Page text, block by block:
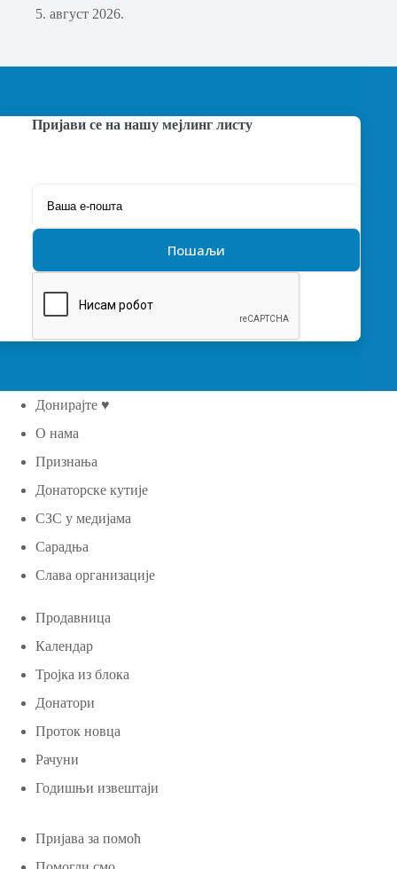
5. август 2026.
Пријави се на нашу мејлинг листу
Донирајте ♥
О нама
Признања
Донаторске кутије
СЗС у медијама
Сарадња
Слава организације
Продавница
Календар
Тројка из блока
Донатори
Проток новца
Рачуни
Годишњи извештаји
Пријава за помоћ